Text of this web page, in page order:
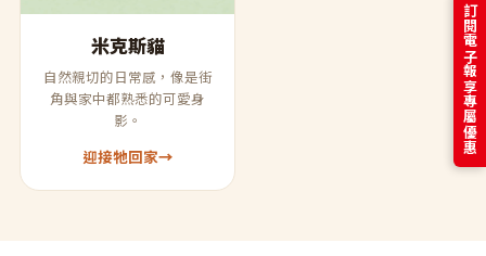
米克斯貓
自然親切的日常感，像是街
角與家中都熟悉的可愛身
影。
迎接牠回家→
訂閱電子報享專屬優惠